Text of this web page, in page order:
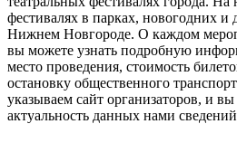
фестивалях в парках, новогодних и
Нижнем Новгороде. О каждом
вы можете узнать подробную
место проведения, стоимость
остановку общественного
указываем сайт организаторов, и
актуальность данных нами